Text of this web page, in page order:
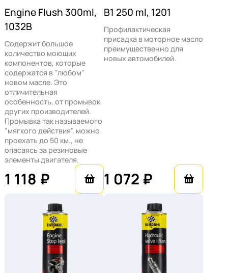
Доступна доставка по Москве и в регионы.
Engine Flush 300ml,
1032B
Содержит большое
количество моющих
компонентов, которые
содержатся в "любом"
новом масле. Это
отличительная
особенность, от промывок
других производителей.
Промывка так называемого
"мягкого действия", можно
проехать до 50 км., не
опасаясь за резиновые
элементы двигателя.
1 118 ₽
B1 250 ml, 1201
Профилактическая
присадка в моторное масло
преимущественно для
новых автомобилей.
1 072 ₽